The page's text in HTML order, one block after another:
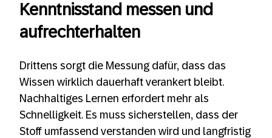
Kenntnisstand messen und
aufrechterhalten
Drittens sorgt die Messung dafür, dass das
Wissen wirklich dauerhaft verankert bleibt.
Nachhaltiges Lernen erfordert mehr als
Schnelligkeit. Es muss sicherstellen, dass der
Stoff umfassend verstanden wird und langfristig